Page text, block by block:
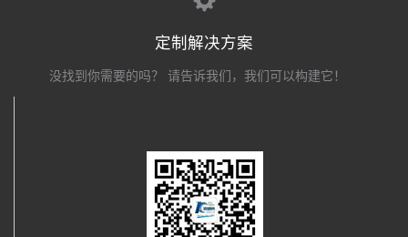
定制解决方案
没找到你需要的吗？ 请告诉我们，我们可以构建它！